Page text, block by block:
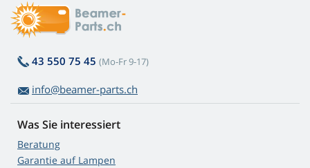
43 550 75 45 (Mo-Fr 9-17)
info@beamer-parts.ch
Was Sie interessiert
Beratung
Garantie auf Lampen